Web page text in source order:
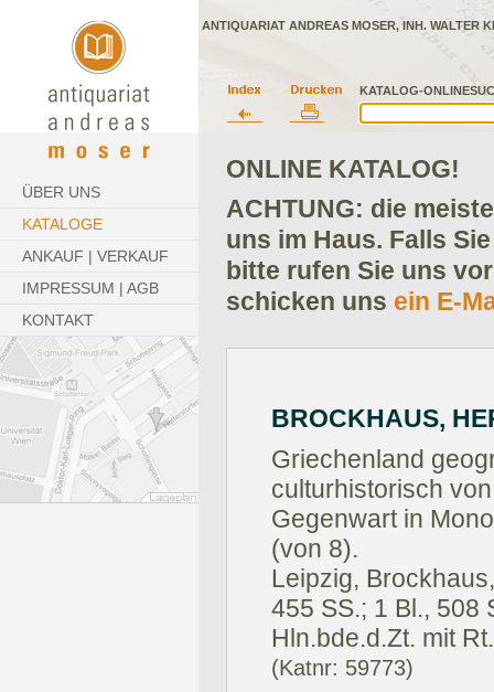
KATALOG-
ANTIQUARIAT ANDREAS MOSER, INH. WALTER
ÜBER UNS
KATALOGE
ANKAUF | VERKAUF
IMPRESSUM | AGB
KONTAKT
ONLINE KATALOG!
ACHTUNG: die
uns im Haus. Falls
bitte rufen Sie uns
schicken uns ein E-
BROCKHAUS,
Griechenland
culturhistorisch
Gegenwart in
(von 8).
Leipzig,
455 SS.; 1 Bl., 508
Hln.bde.d.Zt. mit Rt.
(Katnr: 59773)